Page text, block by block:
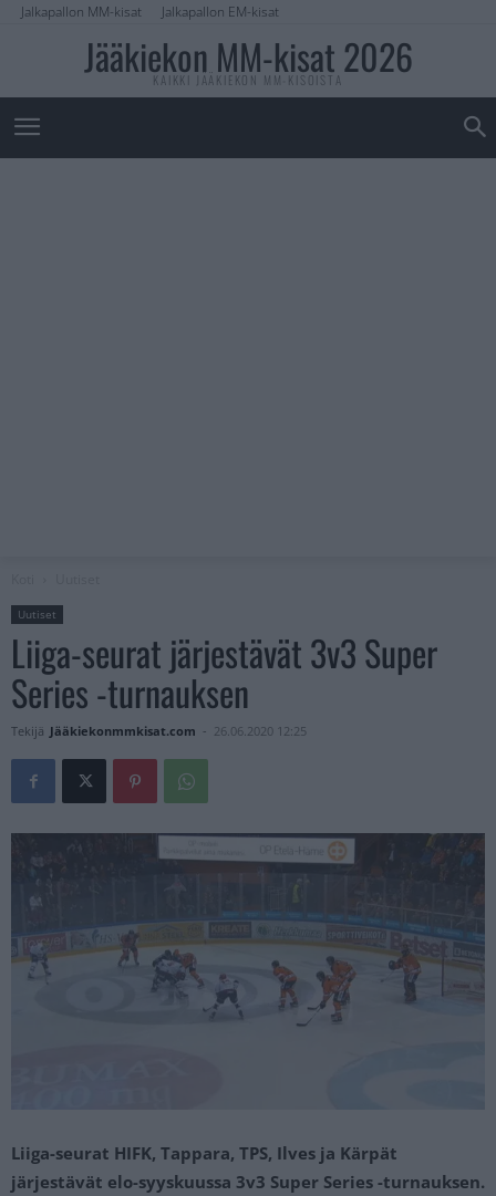
Jalkapallon MM-kisat Jalkapallon EM-kisat
Jääkiekon MM-kisat 2026
KAIKKI JÄÄKIEKON MM-KISOISTA
Uutiset
Liiga-seurat järjestävät 3v3 Super
Series -turnauksen
Tekijä Jääkiekonmmkisat.com - 26.06.2020 12:25
Liiga-seurat HIFK, Tappara, TPS, Ilves ja Kärpät
järjestävät elo-syyskuussa 3v3 Super Series -turnauksen.